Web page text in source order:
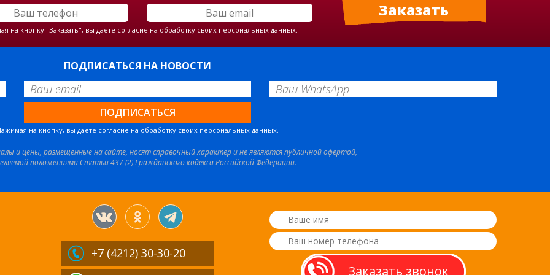
на кнопку "Заказать", вы даете согласие на обработку своих персональных данных.
ПОДПИСАТЬСЯ НА НОВОСТИ
на кнопку, вы даете согласие на обработку своих персональных данных.
и цены, размещенные на сайте, носят справочный характер и не являются публичной офертой,
положениями Статьи 437 (2) Гражданского кодекса Российской Федерации.
+7 (4212) 30-30-20